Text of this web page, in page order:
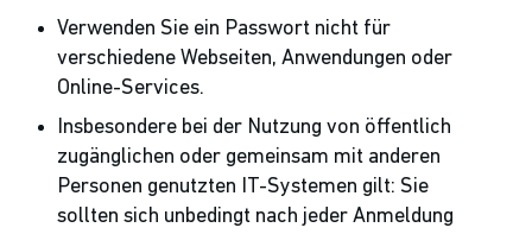
Verwenden Sie ein Passwort nicht für
verschiedene Webseiten, Anwendungen oder
Online-Services.
Insbesondere bei der Nutzung von öffentlich
zugänglichen oder gemeinsam mit anderen
Personen genutzten IT-Systemen gilt: Sie
sollten sich unbedingt nach jeder Anmeldung